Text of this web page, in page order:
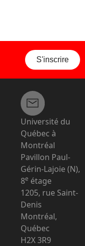
S'inscrire
Université du
Québec à
Montréal
Pavillon Paul-
Gérin-Lajoie (N),
8e étage
1205, rue Saint-
Denis
Montréal,
Québec
H2X 3R9